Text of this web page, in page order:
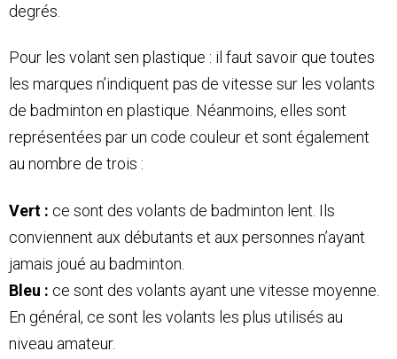
degrés.
Pour les volant sen plastique : il faut savoir que toutes
les marques n’indiquent pas de vitesse sur les volants
de badminton en plastique. Néanmoins, elles sont
représentées par un code couleur et sont également
au nombre de trois :
Vert : ce sont des volants de badminton lent. Ils
conviennent aux débutants et aux personnes n’ayant
jamais joué au badminton.
Bleu : ce sont des volants ayant une vitesse moyenne.
En général, ce sont les volants les plus utilisés au
niveau amateur.